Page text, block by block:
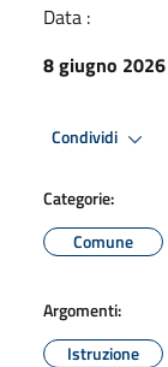
Data :
8 giugno 2026
Condividi
Categorie:
Comune
Argomenti:
Istruzione